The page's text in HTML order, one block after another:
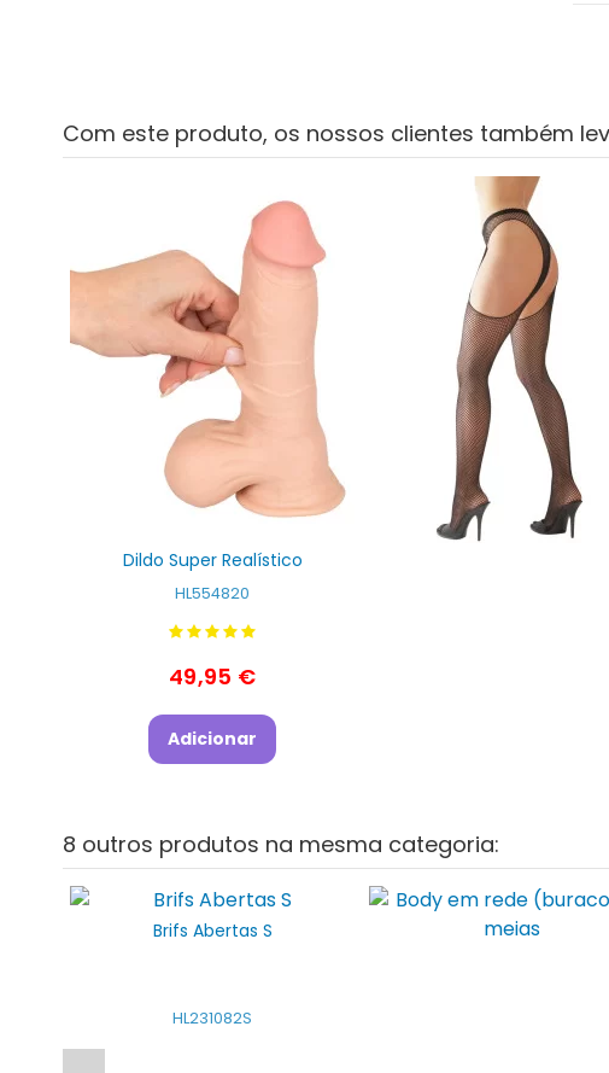
Com este produto, os nossos clientes também
Dildo Super Realístico
HL554820
49,95 €
Adicionar
8 outros produtos na mesma categoria:
Brifs Abertas S
HL231082S